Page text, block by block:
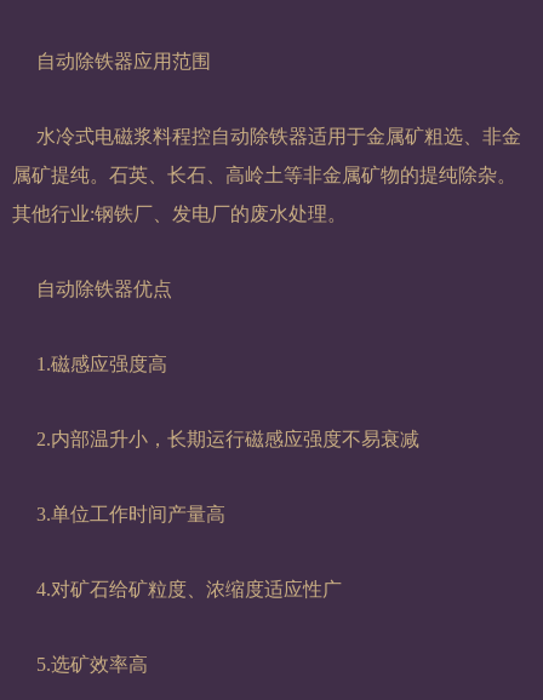
自动除铁器应用范围
水冷式电磁浆料程控自动除铁器适用于金属矿粗选、非金
属矿提纯。石英、长石、高岭土等非金属矿物的提纯除杂。
其他行业:钢铁厂、发电厂的废水处理。
自动除铁器优点
1.磁感应强度高
2.内部温升小，长期运行磁感应强度不易衰减
3.单位工作时间产量高
4.对矿石给矿粒度、浓缩度适应性广
5.选矿效率高